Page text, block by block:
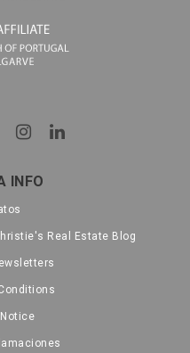
INFO
Real Estate Blog